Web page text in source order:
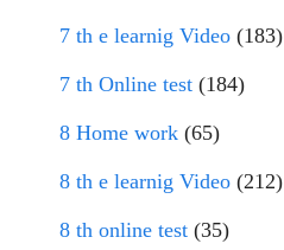
7 th e learnig Video (183)
7 th Online test (184)
8 Home work (65)
8 th e learnig Video (212)
8 th online test (35)